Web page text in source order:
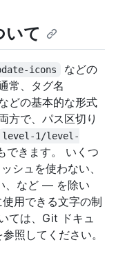
いて
icons
などの
常、タグ名
どの基本的な形式
方で、パス区切り
level-1/level-
できます。 いくつ
シュを使わない、
、など — を除い
用できる文字の制
ては、Git ドキュ
参照してください。